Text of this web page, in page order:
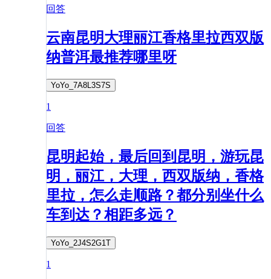
回答
云南昆明大理丽江香格里拉西双版
纳普洱最推荐哪里呀
YoYo_7A8L3S7S
1
回答
昆明起始，最后回到昆明，游玩昆
明，丽江，大理，西双版纳，香格
里拉，怎么走顺路？都分别坐什么
车到达？相距多远？
YoYo_2J4S2G1T
1